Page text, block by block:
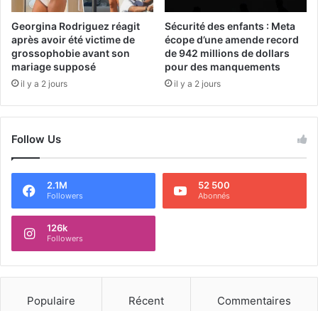
Georgina Rodriguez réagit
après avoir été victime de
grossophobie avant son
mariage supposé
il y a 2 jours
Sécurité des enfants : Meta
écope d’une amende record
de 942 millions de dollars
pour des manquements
il y a 2 jours
Follow Us
2.1M
Followers
52 500
Abonnés
126k
Followers
Populaire Récent Commentaires